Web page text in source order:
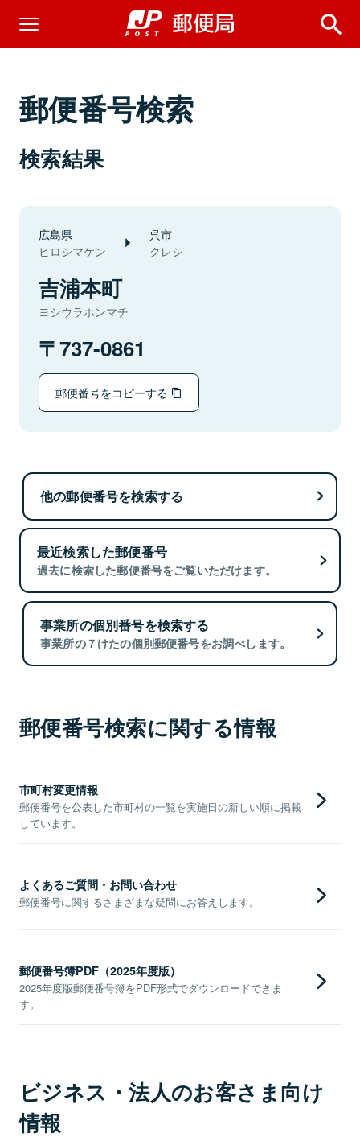
郵便番号検索
検索結果
広島県
ヒロシマケン
呉市
クレシ
吉浦本町
ヨシウラホンマチ
737-0861
郵便番号をコピーする
他の郵便番号を検索する
最近検索した郵便番号
過去に検索した郵便番号をご覧いただけます。
事業所の個別番号を検索する
事業所の７けたの個別郵便番号をお調べします。
郵便番号検索に関する情報
市町村変更情報
郵便番号を公表した市町村の一覧を実施日の新しい順に掲載
しています。
よくあるご質問・お問い合わせ
郵便番号に関するさまざまな疑問にお答えします。
郵便番号簿PDF（2025年度版）
2025年度版郵便番号簿をPDF形式でダウンロードできま
す。
ビジネス・法人のお客さま向け
情報